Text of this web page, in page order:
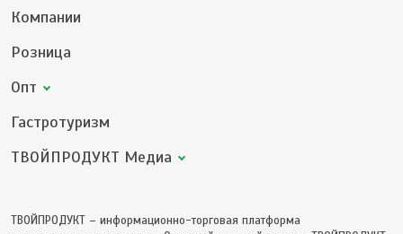
Компании
Розница
Опт
Гастротуризм
ТВОЙПРОДУКТ Медиа
ТВОЙПРОДУКТ – информационно-торговая платформа